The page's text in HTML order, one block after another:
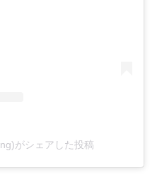
がシェアした投稿